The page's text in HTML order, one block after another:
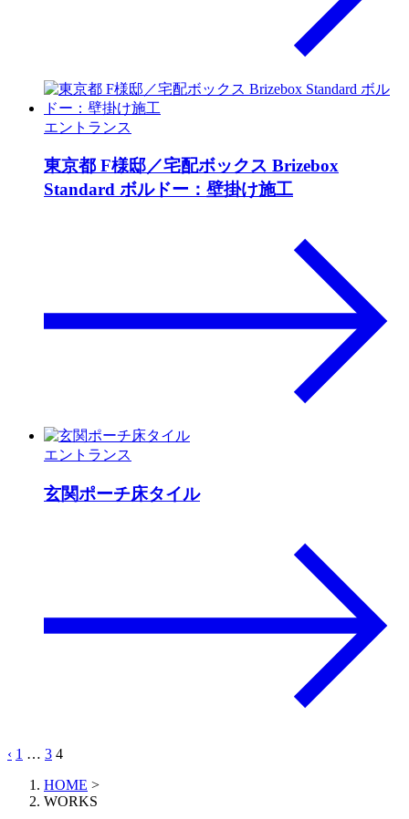
エントランス
東京都 F様邸／宅配ボックス Brizebox
Standard ボルドー：壁掛け施工
エントランス
玄関ポーチ床タイル
‹ 1 … 3 4
HOME >
WORKS